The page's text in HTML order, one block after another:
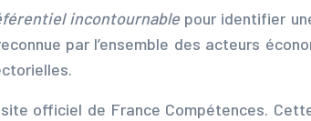
incontournable pour identifier
par l’ensemble des acteurs
officiel de France Compétences.